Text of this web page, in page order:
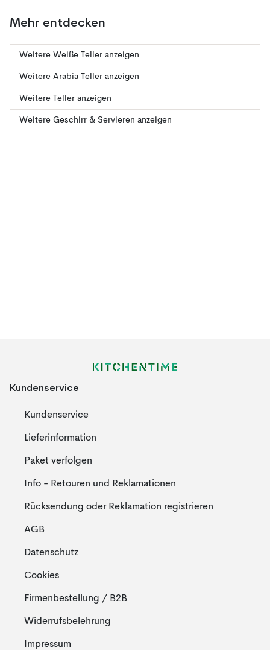
Mehr entdecken
Weitere Weiße Teller anzeigen
Weitere Arabia Teller anzeigen
Weitere Teller anzeigen
Weitere Geschirr & Servieren anzeigen
Kundenservice
Kundenservice
Lieferinformation
Paket verfolgen
Info - Retouren und Reklamationen
Rücksendung oder Reklamation registrieren
AGB
Datenschutz
Cookies
Firmenbestellung / B2B
Widerrufsbelehrung
Impressum